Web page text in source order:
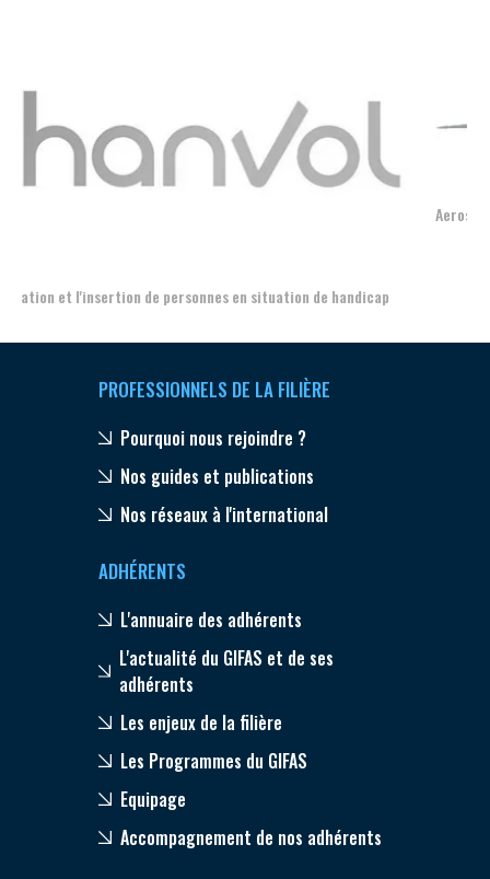
Aerospace, Security and Defence Industries Association of Europe
PROFESSIONNELS DE LA FILIÈRE
Pourquoi nous rejoindre ?
Nos guides et publications
Nos réseaux à l'international
ADHÉRENTS
L'annuaire des adhérents
L'actualité du GIFAS et de ses
adhérents
Les enjeux de la filière
Les Programmes du GIFAS
Equipage
Accompagnement de nos adhérents